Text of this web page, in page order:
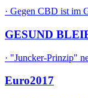
· Gegen CBD ist im
GESUND
· "Juncker-Prinzip"
Euro2017